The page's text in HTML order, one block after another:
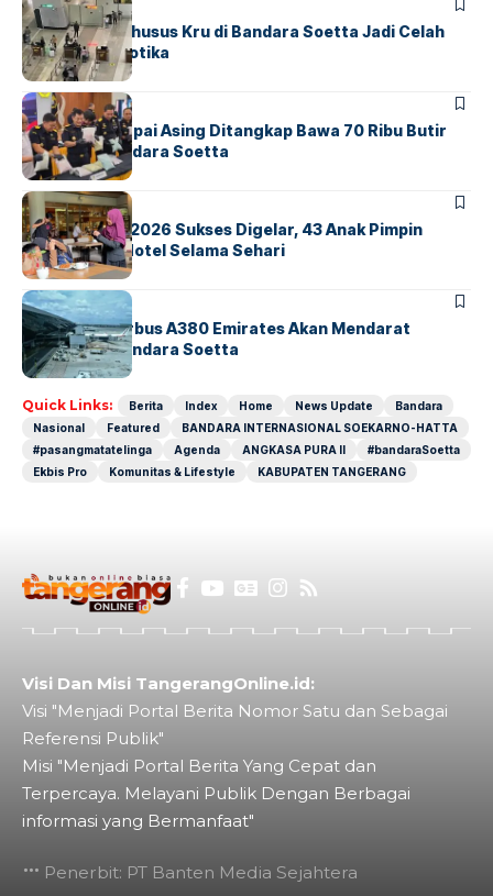
BANDARABERITA
Ketika Jalur Khusus Kru di Bandara Soetta Jadi Celah
Sindikat Narkotika
BANDARA BERITA
Kopilot Maskapai Asing Ditangkap Bawa 70 Ribu Butir
Ekstasi di Bandara Soetta
BERITAINDEX
GM For A Day 2026 Sukses Digelar, 43 Anak Pimpin
Operasional Hotel Selama Sehari
BANDARA BERITA
8 Agustus, Airbus A380 Emirates Akan Mendarat
Perdana di Bandara Soetta
Quick Links: Berita Index Home News Update
Bandara
Nasional
Featured
BANDARA INTERNASIONAL SOEKARNO-HATTA
#pasangmatatelinga
Agenda ANGKASA PURA II
#bandaraSoetta
Ekbis Pro
Komunitas & Lifestyle KABUPATEN TANGERANG
Visi Dan Misi TangerangOnline.id:
Visi "Menjadi Portal Berita Nomor Satu dan Sebagai
Referensi Publik"
Misi "Menjadi Portal Berita Yang Cepat dan
Terpercaya. Melayani Publik Dengan Berbagai
informasi yang Bermanfaat"
Penerbit: PT Banten Media Sejahtera